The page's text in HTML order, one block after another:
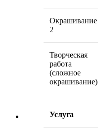
Окрашивание
2
Творческая
работа
(сложное
окрашивание)
Услуга